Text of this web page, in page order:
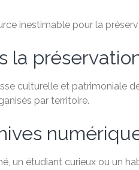
inestimable pour la
la
culturelle et patrimoniale
par territoire.
un étudiant curieux ou un